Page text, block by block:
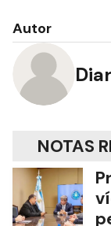
Autor
NOTAS